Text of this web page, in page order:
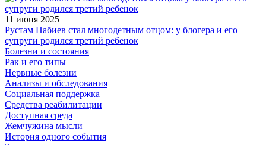
11 июня 2025
Рустам Набиев стал многодетным отцом: у блогера и его
супруги родился третий ребенок
Болезни и состояния
Рак и его типы
Нервные болезни
Анализы и обследования
Социальная поддержка
Средства реабилитации
Доступная среда
Жемчужина мысли
История одного события